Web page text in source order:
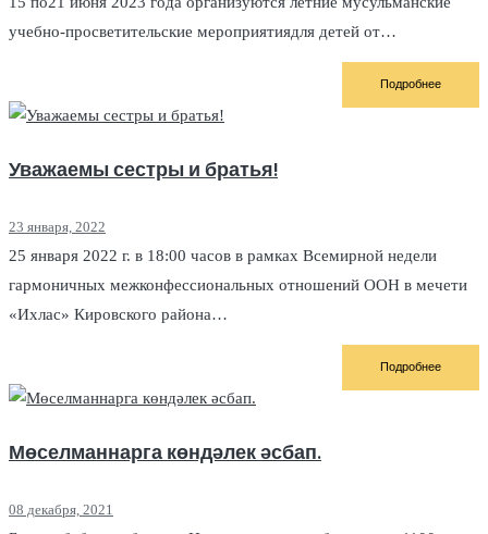
учебно-просветительские мероприятиядля детей от…
Подробнее
Уважаемы сестры и братья!
23 января, 2022
25 января 2022 г. в 18:00 часов в рамках Всемирной недели
гармоничных межконфессиональных отношений ООН в мечети
«Ихлас» Кировского района…
Подробнее
Мөселманнарга көндәлек әсбап.
08 декабря, 2021